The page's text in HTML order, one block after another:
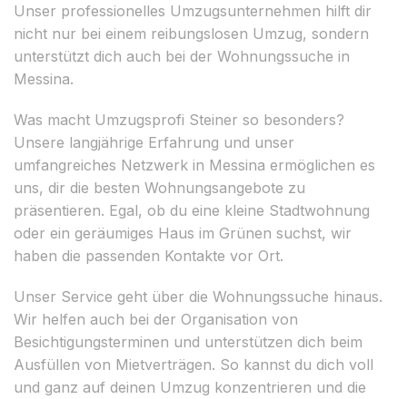
Unser professionelles Umzugsunternehmen hilft dir
nicht nur bei einem reibungslosen Umzug, sondern
unterstützt dich auch bei der Wohnungssuche in
Messina.
Was macht Umzugsprofi Steiner so besonders?
Unsere langjährige Erfahrung und unser
umfangreiches Netzwerk in Messina ermöglichen es
uns, dir die besten Wohnungsangebote zu
präsentieren. Egal, ob du eine kleine Stadtwohnung
oder ein geräumiges Haus im Grünen suchst, wir
haben die passenden Kontakte vor Ort.
Unser Service geht über die Wohnungssuche hinaus.
Wir helfen auch bei der Organisation von
Besichtigungsterminen und unterstützen dich beim
Ausfüllen von Mietverträgen. So kannst du dich voll
und ganz auf deinen Umzug konzentrieren und die